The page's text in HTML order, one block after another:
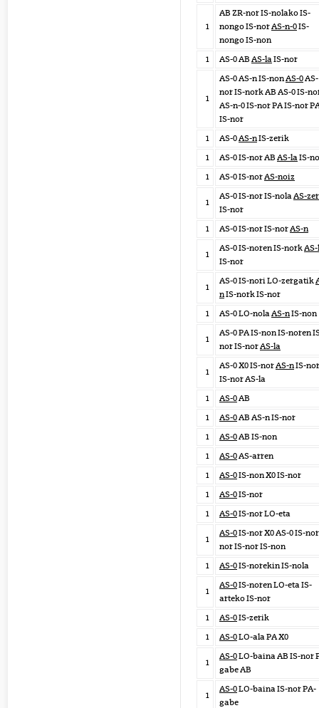
1
AB ZR-nor IS-nolako IS-
nongo IS-norAS-n-0IS-
nongo IS-non
1
AS-0 AB AS-laIS-nor
1
AS-0 AS-n IS-nonAS-0AS-
nor IS-nork AB AS-0 IS-
AS-n-0 IS-nor PA IS-nor
IS-nor
1
AS-0AS-nIS-zerik
1
AS-0 IS-nor AB AS-laIS-
1
AS-0 IS-norAS-noiz
1
AS-0 IS-nor IS-nolaAS-
IS-nor
1
AS-0 IS-nor IS-norAS-n
1
AS-0 IS-noren IS-nork
IS-nor
1
AS-0 IS-nori LO-zergatik
nIS-nork IS-nor
1
AS-0 LO-nolaAS-nIS-non
1
AS-0 PA IS-non IS-noren
nor IS-norAS-la
1
AS-0 X0 IS-norAS-nIS-nor
IS-nor AS-la
1
AS-0AB
1
AS-0AB AS-n IS-nor
1
AS-0AB IS-non
1
AS-0AS-arren
1
AS-0IS-non X0 IS-nor
1
AS-0IS-nor
1
AS-0IS-nor LO-eta
1
AS-0IS-nor X0 AS-0 IS-
nor IS-nor IS-non
1
AS-0IS-norekin IS-nola
1
AS-0IS-noren LO-eta IS-
arteko IS-nor
1
AS-0IS-zerik
1
AS-0LO-ala PA X0
1
AS-0LO-baina AB IS-nor
gabe AB
1
AS-0LO-baina IS-nor PA-
gabe